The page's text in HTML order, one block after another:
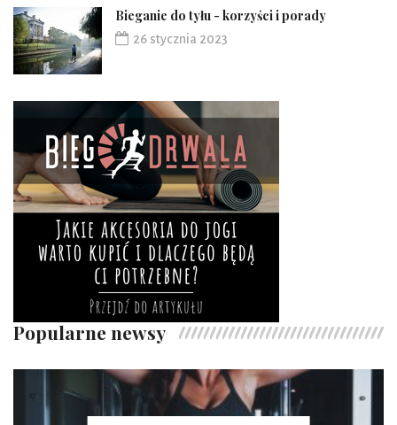
Bieganie do tyłu - korzyści i porady
26 stycznia 2023
Popularne newsy